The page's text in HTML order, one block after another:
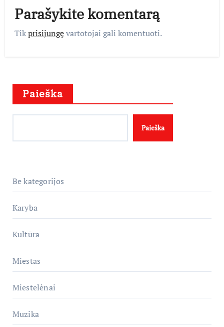
Parašykite komentarą
Tikprisijungęvartotojai gali komentuoti.
Paieška
Paieška
Be kategorijos
Karyba
Kultūra
Miestas
Miestelėnai
Muzika